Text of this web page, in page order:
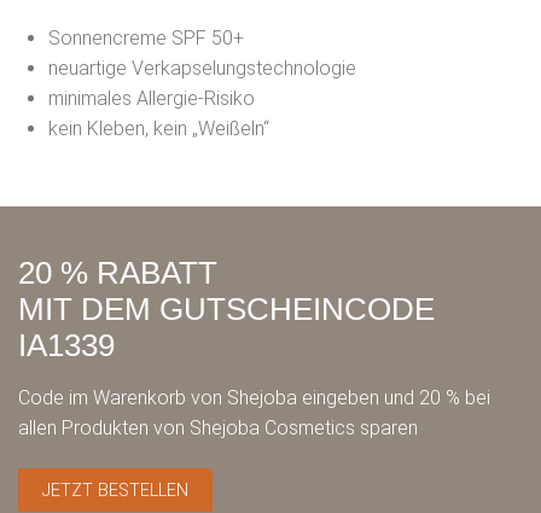
Sonnencreme SPF 50+
neuartige Verkapselungstechnologie
minimales Allergie-Risiko
kein Kleben, kein „Weißeln“
20 % RABATT
MIT DEM GUTSCHEINCODE
IA1339
Code im Warenkorb von Shejoba eingeben und 20 % bei
allen Produkten von Shejoba Cosmetics sparen
JETZT BESTELLEN